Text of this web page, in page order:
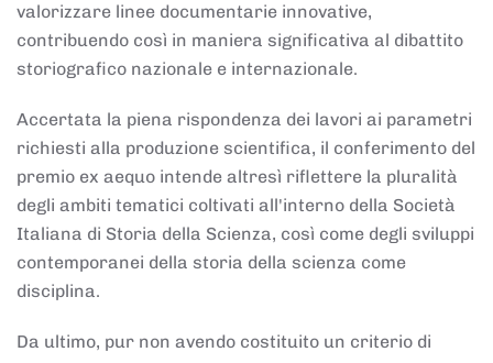
valorizzare linee documentarie innovative,
contribuendo così in maniera significativa al dibattito
storiografico nazionale e internazionale.
Accertata la piena rispondenza dei lavori ai parametri
richiesti alla produzione scientifica, il conferimento del
premio ex aequo intende altresì riflettere la pluralità
degli ambiti tematici coltivati all'interno della Società
Italiana di Storia della Scienza, così come degli sviluppi
contemporanei della storia della scienza come
disciplina.
Da ultimo, pur non avendo costituito un criterio di